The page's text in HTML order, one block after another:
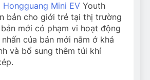
Hongguang Mini EV Youth
bản cho giới trẻ tại thị trường
mới có phạm vi hoạt động
của bản mới nằm ở khả
và bổ sung thêm túi khí